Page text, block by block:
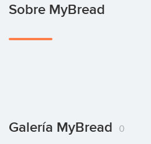
Sobre MyBread
Galería MyBread 0